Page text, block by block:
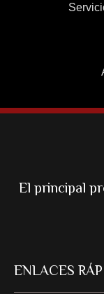
El principal
ENLACES